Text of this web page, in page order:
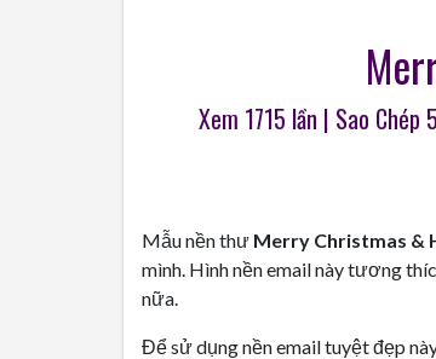
Xem 1715 lần | Sao Chép 5
Mẫu nền thư Merry Christmas &
mình. Hình nền email này tương
nữa.
Để sử dụng nền email tuyệt đẹp